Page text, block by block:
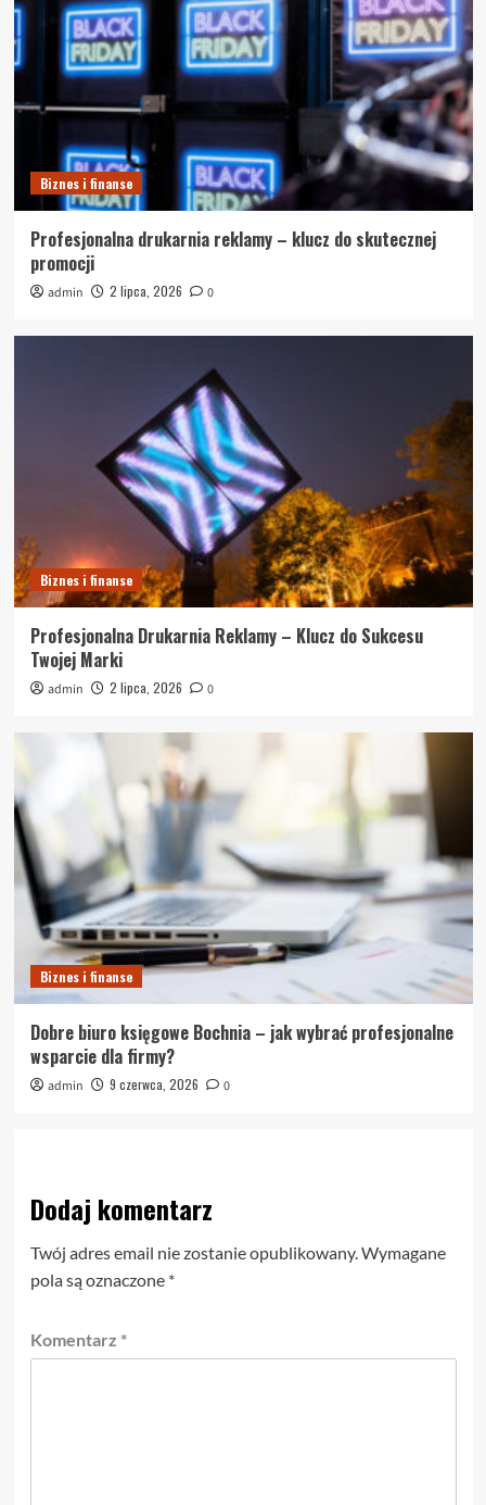
Biznes i finanse
Profesjonalna drukarnia reklamy – klucz do skutecznej
promocji
admin 2 lipca, 2026 0
Biznes i finanse
Profesjonalna Drukarnia Reklamy – Klucz do Sukcesu
Twojej Marki
admin 2 lipca, 2026 0
Biznes i finanse
Dobre biuro księgowe Bochnia – jak wybrać profesjonalne
wsparcie dla firmy?
admin 9 czerwca, 2026 0
Dodaj komentarz
Twój adres email nie zostanie opublikowany.Wymagane
pola są oznaczone *
Komentarz *